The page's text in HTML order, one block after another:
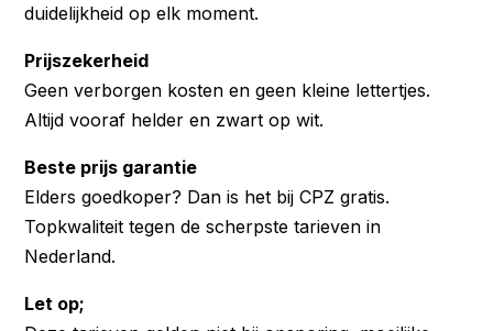
duidelijkheid op elk moment.
Prijszekerheid
Geen verborgen kosten en geen kleine lettertjes.
Altijd vooraf helder en zwart op wit.
Beste prijs garantie
Elders goedkoper? Dan is het bij CPZ gratis.
Topkwaliteit tegen de scherpste tarieven in
Nederland.
Let op;